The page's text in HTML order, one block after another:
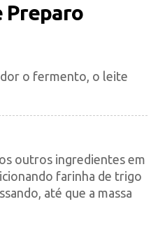
Preparo
o fermento, o leite
outros ingredientes em
farinha de trigo
até que a massa